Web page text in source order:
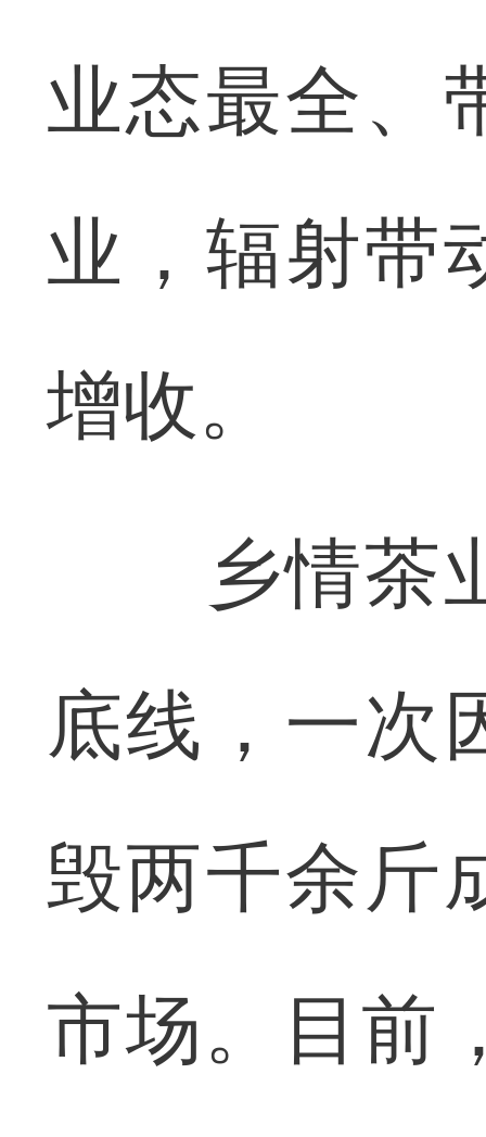
业态最全、
业，辐射带
增收。
乡情茶业
底线，一次
毁两千余斤
市场。目前